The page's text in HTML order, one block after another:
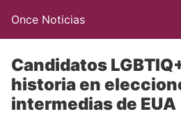
Once Noticias
Candidatos
historia en
intermedias de EUA